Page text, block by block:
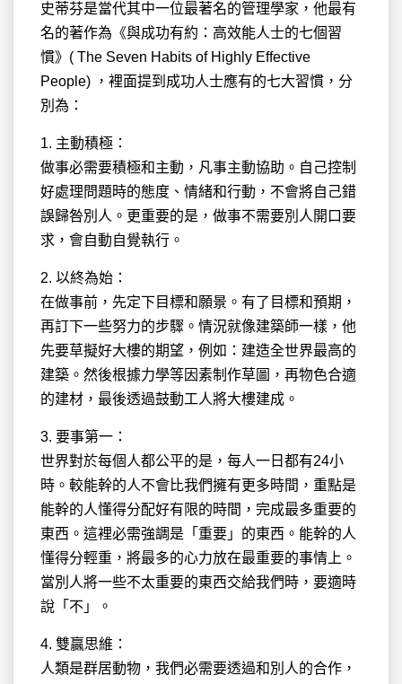
史蒂芬是當代其中一位最著名的管理學家，他最有
名的著作為《與成功有約：高效能人士的七個習
慣》( The Seven Habits of Highly Effective
People) ，裡面提到成功人士應有的七大習慣，分
別為：
1. 主動積極：
做事必需要積極和主動，凡事主動協助。自己控制
好處理問題時的態度、情緒和行動，不會將自己錯
誤歸咎別人。更重要的是，做事不需要別人開口要
求，會自動自覺執行。
2. 以終為始：
在做事前，先定下目標和願景。有了目標和預期，
再訂下一些努力的步驟。情況就像建築師一樣，他
先要草擬好大樓的期望，例如：建造全世界最高的
建築。然後根據力學等因素制作草圖，再物色合適
的建材，最後透過鼓動工人將大樓建成。
3. 要事第一：
世界對於每個人都公平的是，每人一日都有24小
時。較能幹的人不會比我們擁有更多時間，重點是
能幹的人懂得分配好有限的時間，完成最多重要的
東西。這裡必需強調是「重要」的東西。能幹的人
懂得分輕重，將最多的心力放在最重要的事情上。
當別人將一些不太重要的東西交給我們時，要適時
說「不」。
4. 雙贏思維：
人類是群居動物，我們必需要透過和別人的合作，